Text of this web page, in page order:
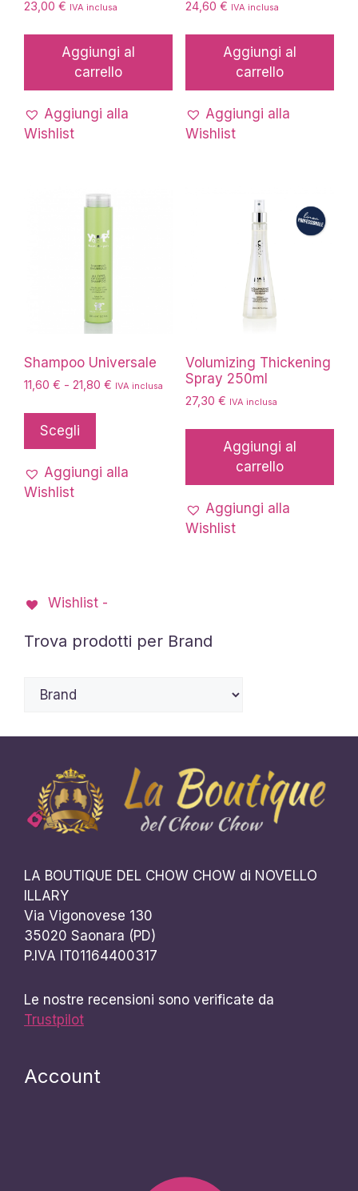
23,00 € IVA inclusa
Aggiungi al
carrello
Aggiungi alla
Wishlist
24,60 € IVA inclusa
Aggiungi al
carrello
Aggiungi alla
Wishlist
Shampoo Universale
11,60 € - 21,80 € Fascia
a
IVA inclusa
Scegli
ha
più
nella
del
Aggiungi alla
Wishlist
Volumizing Thickening
Spray 250ml
27,30 € IVA inclusa
Aggiungi al
carrello
Aggiungi alla
Wishlist
Wishlist -
Trova prodotti per Brand
LA BOUTIQUE DEL CHOW CHOW di NOVELLO
ILLARY
Via Vigonovese 130
35020 Saonara (PD)
P.IVA IT01164400317
Le nostre recensioni sono verificate da
Trustpilot
Account